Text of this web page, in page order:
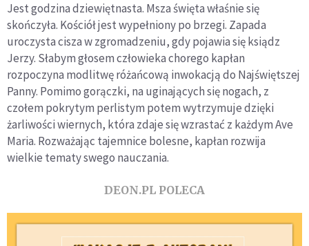
Jest godzina dziewiętnasta. Msza święta właśnie się
skończyła. Kościół jest wypełniony po brzegi. Zapada
uroczysta cisza w zgromadzeniu, gdy pojawia się ksiądz
Jerzy. Słabym głosem człowieka chorego kapłan
rozpoczyna modlitwę różańcową inwokacją do Najświętszej
Panny. Pomimo gorączki, na uginających się nogach, z
czołem pokrytym perlistym potem wytrzymuje dzięki
żarliwości wiernych, która zdaje się wzrastać z każdym Ave
Maria. Rozważając tajemnice bolesne, kapłan rozwija
wielkie tematy swego nauczania.
DEON.PL POLECA